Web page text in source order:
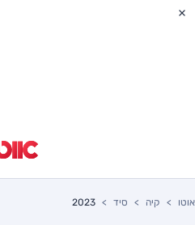
אוטו קיה סיד 2023